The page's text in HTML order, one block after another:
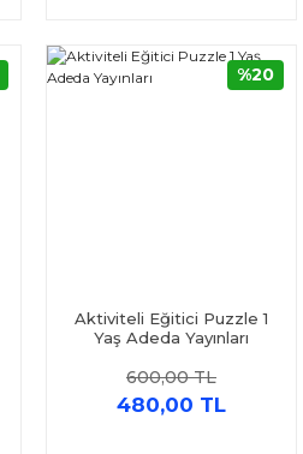
Aktiviteli Eğitici Puzzle 1
Yaş Adeda Yayınları
600,00 TL
480,00 TL
%20